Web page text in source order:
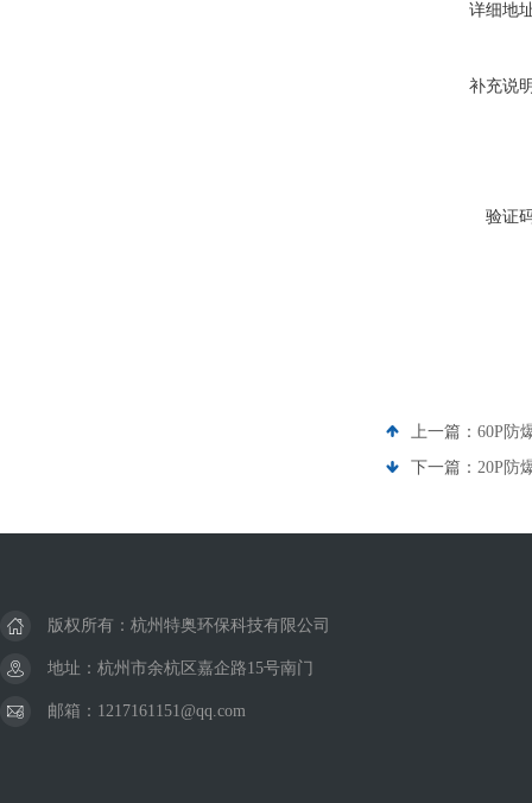
详细地
补充说
验证
上一篇： 60P防
下一篇： 20P防
版权所有：杭州特奥环保科技有限公司
地址：杭州市余杭区嘉企路15号南门
邮箱：1217161151@qq.com